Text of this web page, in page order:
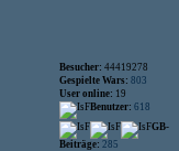
Besucher: 44419278
Gespielte Wars: 803
User online: 19
Benutzer: 618
GB-
Beiträge: 285